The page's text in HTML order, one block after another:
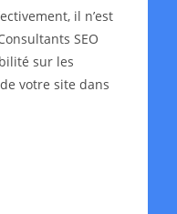
il n’est
SEO
sur les
votre site dans